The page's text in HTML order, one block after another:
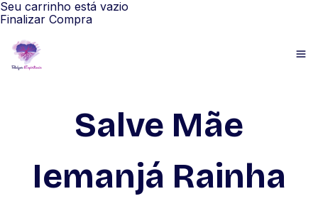
Seu carrinho está vazio
Finalizar Compra
Salve Mãe
Iemanjá Rainha